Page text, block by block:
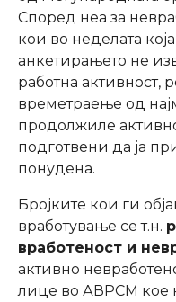
Според неа за
кои во неделата
анкетирањето не
работна активност,
времетраење од
продолжиле
подготвени да ја
понудена.
Бројките кои ги
вработување се т.н.
вработеност и
активно
лице во АВРСМ кое